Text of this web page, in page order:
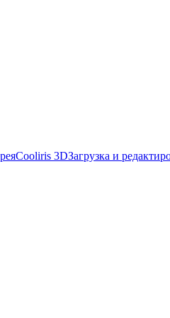
Cooliris 3DЗагрузка и